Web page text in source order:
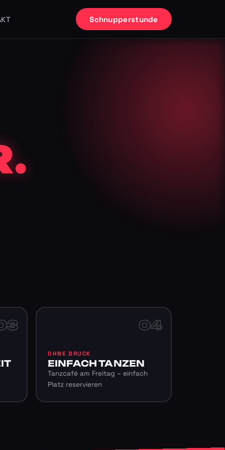
Schnupperstunde
04
OHNE DRUCK
EINFACH TANZEN
Tanzcafé am Freitag – einfach
Platz reservieren